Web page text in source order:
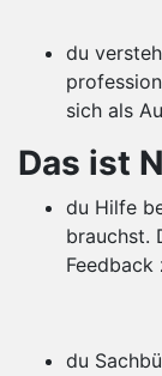
du
sich als
Das ist
du Hilfe
brauchst.
du